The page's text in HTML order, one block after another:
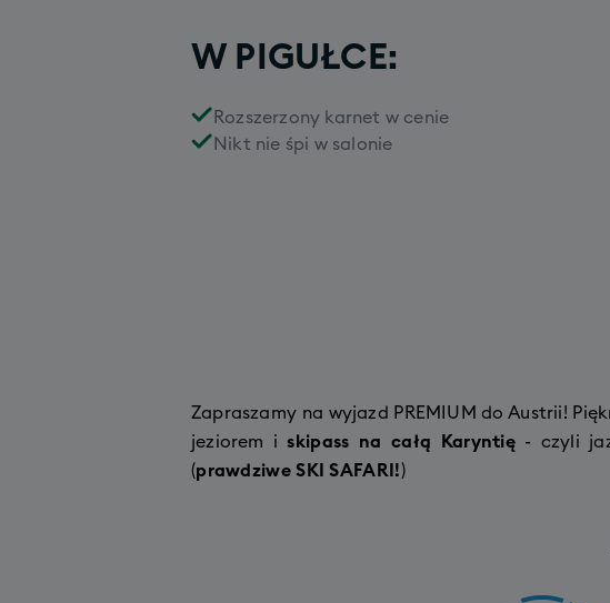
W PIGUŁCE:
Rozszerzony karnet w cenie
Nikt nie śpi w salonie
Zapraszamy na wyjazd PREMIUM do Austrii!
jeziorem iskipass na całą Karyntię - czyli
(prawdziwe SKI SAFARI!)